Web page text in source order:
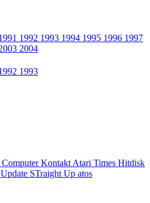
1992 1993 1994 1995 1996 1997
2004
1993
Computer Kontakt Atari Times Hitdisk
STraight Up atos